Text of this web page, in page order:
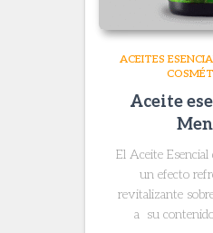
ACEITES
Aceite
El Aceite
un efecto
revitalizante
a su